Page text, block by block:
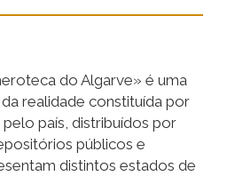
do Algarve» é uma
realidade constituída por
país, distribuídos por
públicos e
distintos estados de